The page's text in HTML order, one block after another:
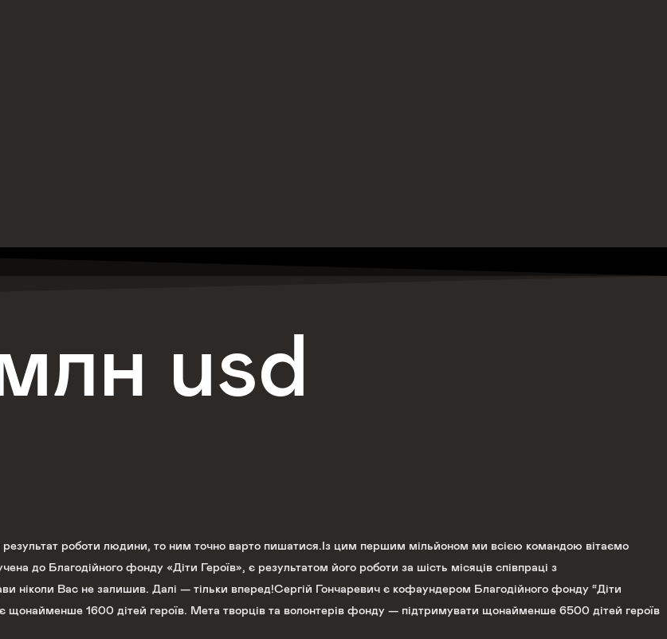
usd
роботи людини, то ним точно варто пишатися.Із цим першим мільйоном ми всією командою вітаємо
до Благодійного фонду «Діти Героїв», є результатом його роботи за шість місяців співпраці з
Вас не залишив. Далі — тільки вперед!Сергій Гончаревич є кофаундером Благодійного фонду “Діти
щонайменше 1600 дітей героїв. Мета творців та волонтерів фонду — підтримувати щонайменше 6500 дітей героїв